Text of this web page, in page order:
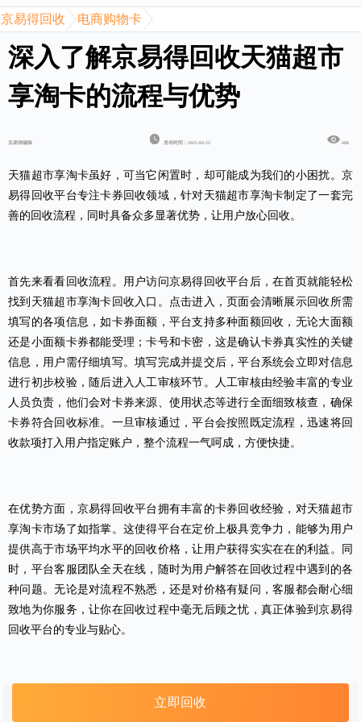
京易得回收 电商购物卡
深入了解京易得回收天猫超市
享淘卡的流程与优势
京易得编辑 发布时间：2025-04-22 686
天猫超市享淘卡虽好，可当它闲置时，却可能成为我们的小困扰。京
易得回收平台专注卡券回收领域，针对天猫超市享淘卡制定了一套完
善的回收流程，同时具备众多显著优势，让用户放心回收。
首先来看看回收流程。用户访问京易得回收平台后，在首页就能轻松
找到天猫超市享淘卡回收入口。点击进入，页面会清晰展示回收所需
填写的各项信息，如卡券面额，平台支持多种面额回收，无论大面额
还是小面额卡券都能受理；卡号和卡密，这是确认卡券真实性的关键
信息，用户需仔细填写。填写完成并提交后，平台系统会立即对信息
进行初步校验，随后进入人工审核环节。人工审核由经验丰富的专业
人员负责，他们会对卡券来源、使用状态等进行全面细致核查，确保
卡券符合回收标准。一旦审核通过，平台会按照既定流程，迅速将回
收款项打入用户指定账户，整个流程一气呵成，方便快捷。
在优势方面， 京易得回收平台拥有丰富的卡券回收经验，对天猫超市
享淘卡市场了如指掌。这使得平台在定价上极具竞争力，能够为用户
提供高于市场平均水平的回收价格，让用户获得实实在在的利益。同
时，平台客服团队全天在线，随时为用户解答在回收过程中遇到的各
种问题。无论是对流程不熟悉，还是对价格有疑问，客服都会耐心细
致地为你服务，让你在回收过程中毫无后顾之忧，真正体验到京易得
回收平台的专业与贴心。
立即回收